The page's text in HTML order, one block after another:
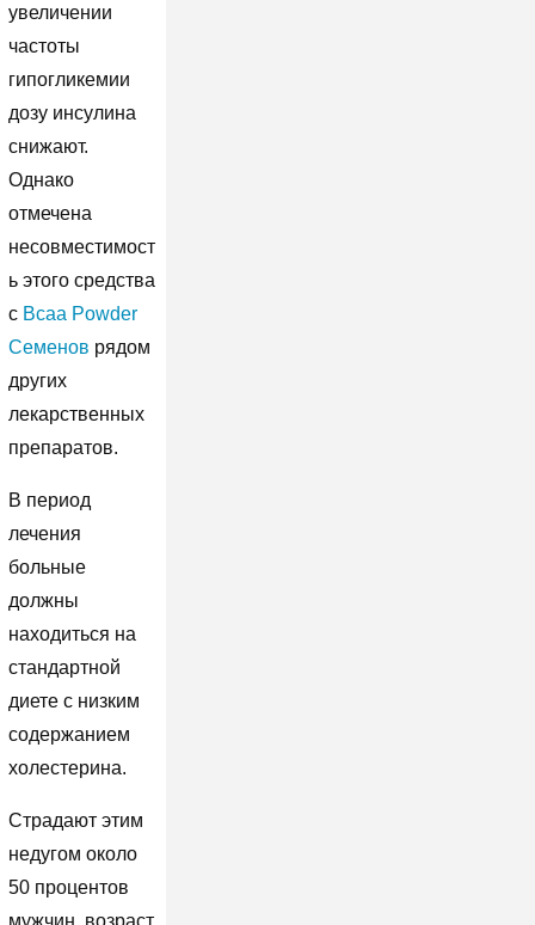
увеличении
частоты
гипогликемии
дозу инсулина
снижают.
Однако
отмечена
несовместимост
ь этого средства
с Bcaa Powder
Семенов рядом
других
лекарственных
препаратов.
В период
лечения
больные
должны
находиться на
стандартной
диете с низким
содержанием
холестерина.
Страдают этим
недугом около
50 процентов
мужчин, возраст